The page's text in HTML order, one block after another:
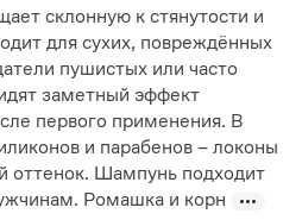
склонную к стянутости и
для сухих, повреждённых
пушистых или часто
заметный эффект
первого применения. В
и парабенов – локоны
оттенок. Шампунь подходит
Ромашка и корн